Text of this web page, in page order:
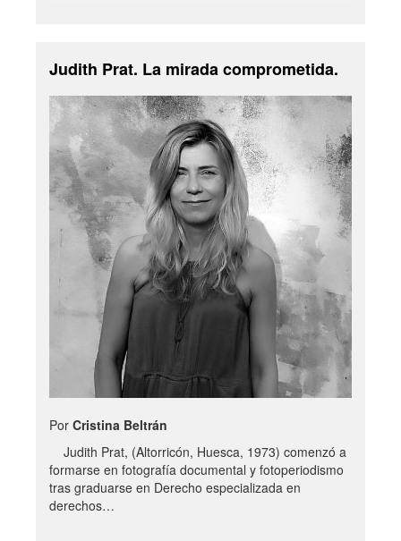
Judith Prat. La mirada comprometida.
Por Cristina Beltrán
Judith Prat, (Altorricón, Huesca, 1973) comenzó a
formarse en fotografía documental y fotoperiodismo
tras graduarse en Derecho especializada en
derechos…